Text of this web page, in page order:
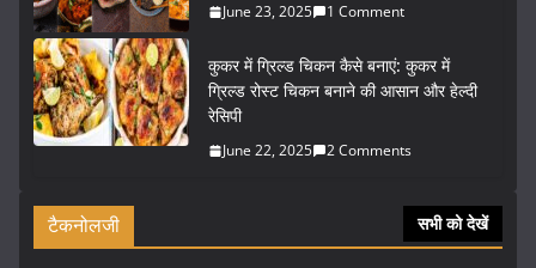
June 23, 2025 1 Comment
कुकर में ग्रिल्ड चिकन कैसे बनाएं: कुकर में
ग्रिल्ड रोस्ट चिकन बनाने की आसान और हेल्दी
रेसिपी
June 22, 2025 2 Comments
टैकनोलजी सभी को देखें